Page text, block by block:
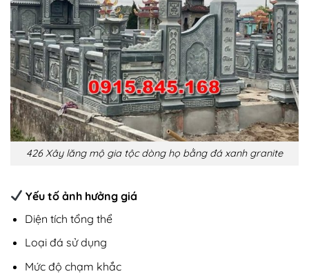
426 Xây lăng mộ gia tộc dòng họ bằng đá xanh granite
Yếu tố ảnh hưởng giá
Diện tích tổng thể
Loại đá sử dụng
Mức độ chạm khắc